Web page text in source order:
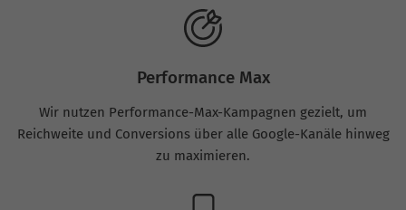
Performance Max
Wir nutzen Performance-Max-Kampagnen gezielt, um
Reichweite und Conversions über alle Google-Kanäle hinweg
zu maximieren.